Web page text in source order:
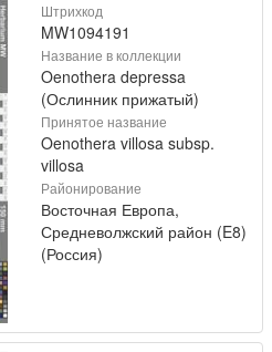
Штрихкод
MW1094191
Название в коллекции
Oenothera depressa
(Ослинник прижатый)
Принятое название
Oenothera villosa subsp.
villosa
Районирование
Восточная Европа,
Средневолжский район (E8)
(Россия)